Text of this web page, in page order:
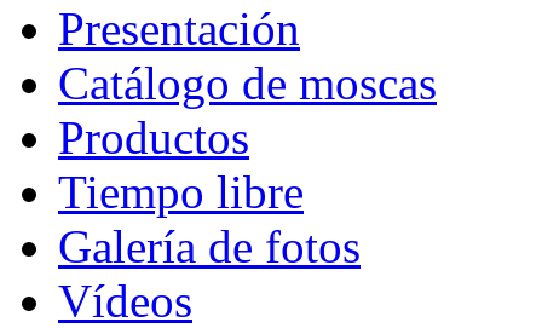
Presentación
Catálogo de moscas
Productos
Tiempo libre
Galería de fotos
Vídeos